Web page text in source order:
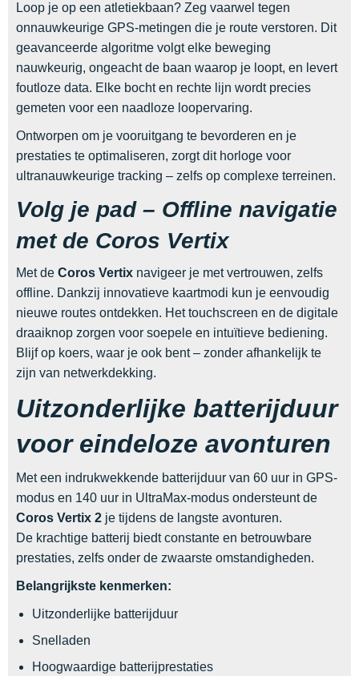
Loop je op een atletiekbaan? Zeg vaarwel tegen
onnauwkeurige GPS-metingen die je route verstoren. Dit
geavanceerde algoritme volgt elke beweging
nauwkeurig, ongeacht de baan waarop je loopt, en levert
foutloze data. Elke bocht en rechte lijn wordt precies
gemeten voor een naadloze loopervaring.
Ontworpen om je vooruitgang te bevorderen en je
prestaties te optimaliseren, zorgt dit horloge voor
ultranauwkeurige tracking – zelfs op complexe terreinen.
Volg je pad – Offline navigatie
met de Coros Vertix
Met de Coros Vertix navigeer je met vertrouwen, zelfs
offline. Dankzij innovatieve kaartmodi kun je eenvoudig
nieuwe routes ontdekken. Het touchscreen en de digitale
draaiknop zorgen voor soepele en intuïtieve bediening.
Blijf op koers, waar je ook bent – zonder afhankelijk te
zijn van netwerkdekking.
Uitzonderlijke batterijduur
voor eindeloze avonturen
Met een indrukwekkende batterijduur van 60 uur in GPS-
modus en 140 uur in UltraMax-modus ondersteunt de
Coros Vertix 2 je tijdens de langste avonturen.
De krachtige batterij biedt constante en betrouwbare
prestaties, zelfs onder de zwaarste omstandigheden.
Belangrijkste kenmerken:
Uitzonderlijke batterijduur
Snelladen
Hoogwaardige batterijprestaties